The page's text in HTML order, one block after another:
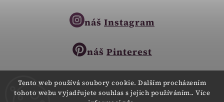
Tento web používá soubory cookie. Dalším procházením
tohoto webu vyjadřujete souhlas s jejich používáním.. Více
náš Instagram
náš Pinterest
Copyright © 2023